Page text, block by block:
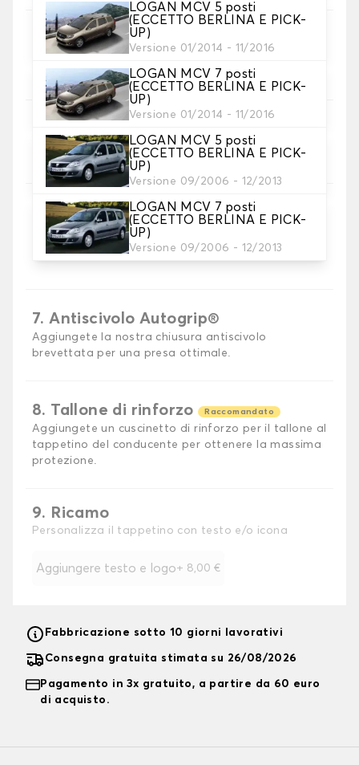
LOGAN MCV 5 posti
(ECCETTO BERLINA E PICK-
UP)
Versione 01/2014 - 11/2016
LOGAN MCV 7 posti
(ECCETTO BERLINA E PICK-
UP)
Versione 01/2014 - 11/2016
LOGAN MCV 5 posti
(ECCETTO BERLINA E PICK-
UP)
Versione 09/2006 - 12/2013
LOGAN MCV 7 posti
(ECCETTO BERLINA E PICK-
UP)
Versione 09/2006 - 12/2013
4. Colori dei tappetini
Scegli il materiale del tappetino auto.
Scegliere il materiale della cinghia.
6. Colore dela cinghia
Scegliere il colore del cinturino.
7. Antiscivolo Autogrip®
Aggiungete la nostra chiusura antiscivolo
brevettata per una presa ottimale.
8. Tallone di rinforzo Raccomandato
Aggiungete un cuscinetto di rinforzo per il tallone al
tappetino del conducente per ottenere la massima
protezione.
9. Ricamo
Personalizza il tappetino con testo e/o icona
Aggiungere testo e logo+ 8,00 €
Fabbricazione sotto 10 giorni lavorativi
Consegna gratuita stimata su 26/08/2026
Pagamento in 3x gratuito, a partire da 60 euro
di acquisto.